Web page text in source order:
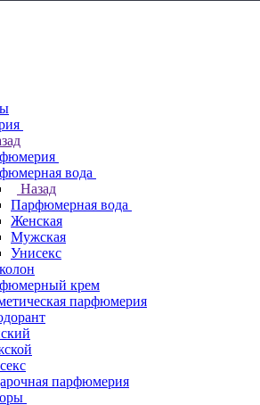
вода
Назад
Парфюмерная вода
Женская
Мужская
Унисекс
крем
парфюмерия
парфюмерия